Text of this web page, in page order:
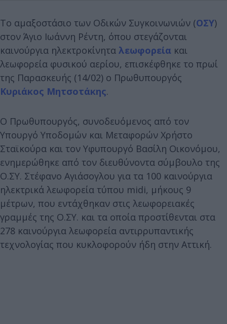
Το αμαξοστάσιο των Οδικών Συγκοινωνιών (ΟΣΥ)
στον Άγιο Ιωάννη Ρέντη, όπου στεγάζονται
καινούργια ηλεκτροκίνητα λεωφορεία και
λεωφορεία φυσικού αερίου, επισκέφθηκε το πρωί
της Παρασκευής (14/02) ο Πρωθυπουργός
Κυριάκος Μητσοτάκης.
Ο Πρωθυπουργός, συνοδευόμενος από τον
Υπουργό Υποδομών και Μεταφορών Χρήστο
Σταϊκούρα και τον Υφυπουργό Βασίλη Οικονόμου,
ενημερώθηκε από τον διευθύνοντα σύμβουλο της
Ο.ΣΥ. Στέφανο Αγιάσογλου για τα 100 καινούργια
ηλεκτρικά λεωφορεία τύπου midi, μήκους 9
μέτρων, που εντάχθηκαν στις λεωφορειακές
γραμμές της Ο.ΣΥ. και τα οποία προστίθενται στα
278 καινούργια λεωφορεία αντιρρυπαντικής
τεχνολογίας που κυκλοφορούν ήδη στην Αττική.